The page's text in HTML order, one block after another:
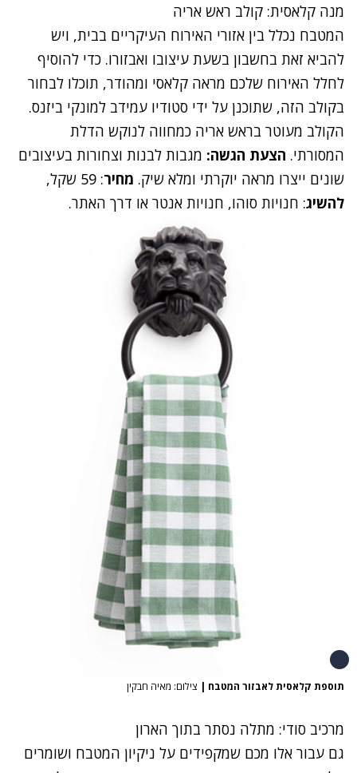
מנה קלאסית: קולב ראש אריה
המטבח נכלל בין אזורי האירוח העיקריים בבית, ויש
להביא זאת בחשבון בשעת עיצובו ואבזורו. כדי להוסיף
לחלל האירוח שלכם מראה קלאסי ומהודר, תוכלו לבחור
בקולב הזה, שתוכנן על ידי סטודיו עמידב למונקי ביזנס.
הקולב מעוטר בראש אריה כמחווה לנוקש הדלת
המסורתי. הצעת הגשה: מגבות לבנות וצחורות בעיצובים
שונים ייצרו מראה יוקרתי ומלא שיק. מחיר: 59 שקל,
להשיג: חנויות סוהו, חנויות אנטר או דרך האתר.
תוספת קלאסית לאבזור המטבח | צילום: מאיה חבקין
מרכיב סודי: מתלה נסתר בתוך הארון
גם עבור אלו מכם שמקפידים על ניקיון המטבח ושומרים